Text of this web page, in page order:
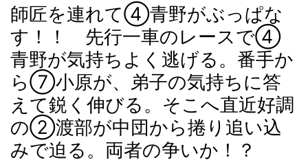
師匠を連れて④青野がぶっぱな
す！！ 先行一車のレースで④
青野が気持ちよく逃げる。番手か
ら⑦小原が、弟子の気持ちに答
えて鋭く伸びる。そこへ直近好調
の②渡部が中団から捲り追い込
みで迫る。両者の争いか！？